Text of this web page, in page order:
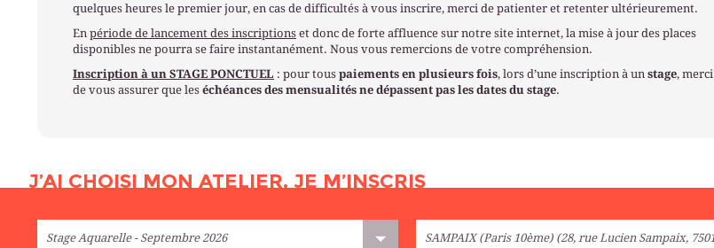
quelques heures le premier jour, en cas de difficultés à vous inscrire, merci de patienter et retenter ultérieurement.
En période de lancement des inscriptions et donc de forte affluence sur notre site internet, la mise à jour des places
disponibles ne pourra se faire instantanément. Nous vous remercions de votre compréhension.
Inscription à un STAGE PONCTUEL : pour tous paiements en plusieurs fois, lors d’une inscription à un stage, merci
de vous assurer que les échéances des mensualités ne dépassent pas les dates du stage.
J’AI CHOISI MON ATELIER, JE M’INSCRIS